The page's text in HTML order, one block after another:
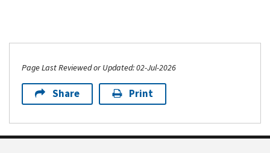
Page Last Reviewed or Updated: 02-Jul-2026
Share Print